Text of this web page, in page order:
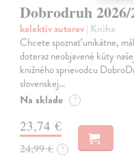
Dobrodruh 2026/
kolektív autorov| Kniha
Chcete spoznať unikátne,
doteraz neobjavené kúty
knižného sprievodcu
slovenskej…
Na sklade ?
23,74 €
24,99 € ?